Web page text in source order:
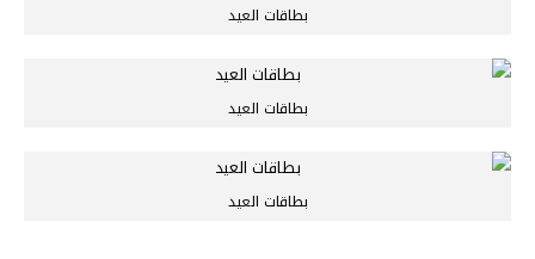
بطاقات العيد
بطاقات العيد
بطاقات العيد